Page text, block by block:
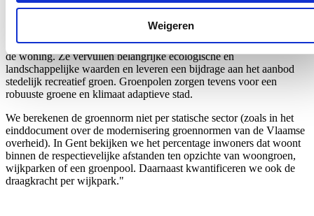
Weigeren
Wijkparken zijn multifunctioneel ingericht en spelen zowel op
recreatief vlak als op vlak van natuur een rol.
Groenpolen zijn groter dan 100 ha en liggen op maximaal 5 km van
de woning. Ze vervullen belangrijke ecologische en
landschappelijke waarden en leveren een bijdrage aan het aanbod
stedelijk recreatief groen. Groenpolen zorgen tevens voor een
robuuste groene en klimaat adaptieve stad.
We berekenen de groennorm niet per statische sector (zoals in het
einddocument over de modernisering groennormen van de Vlaamse
overheid). In Gent bekijken we het percentage inwoners dat woont
binnen de respectievelijke afstanden ten opzichte van woongroen,
wijkparken of een groenpool. Daarnaast kwantificeren we ook de
draagkracht per wijkpark."